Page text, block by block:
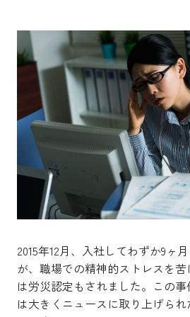
2015年12月、入社してわずか9ヶ
が、職場での精神的ストレスを苦
は労災認定もされました。この事
は大きくニュースに取り上げら